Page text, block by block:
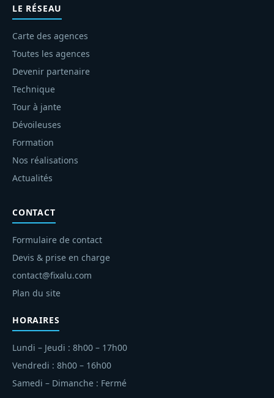
LE RÉSEAU
Carte des agences
Toutes les agences
Devenir partenaire
Technique
Tour à jante
Dévoileuses
Formation
Nos réalisations
Actualités
CONTACT
Formulaire de contact
Devis & prise en charge
contact@fixalu.com
Plan du site
HORAIRES
Lundi – Jeudi : 8h00 – 17h00
Vendredi : 8h00 – 16h00
Samedi – Dimanche : Fermé